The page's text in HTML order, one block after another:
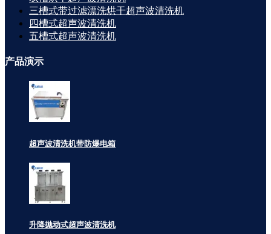
三槽式带过滤漂洗烘干超声波清洗机
四槽式超声波清洗机
五槽式超声波清洗机
产品演示
超声波清洗机带防爆电箱
升降抛动式超声波清洗机